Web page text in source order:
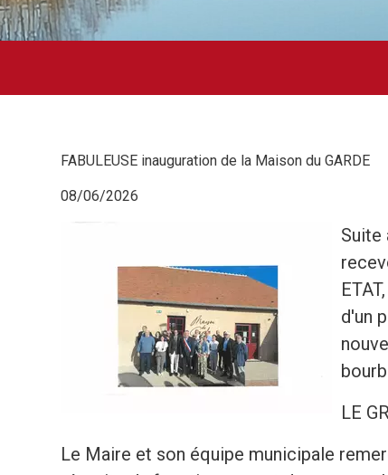
FABULEUSE inauguration de la Maison du GARDE
08/06/2026
Suite
d'un
LE
Le Maire et son équipe municipale